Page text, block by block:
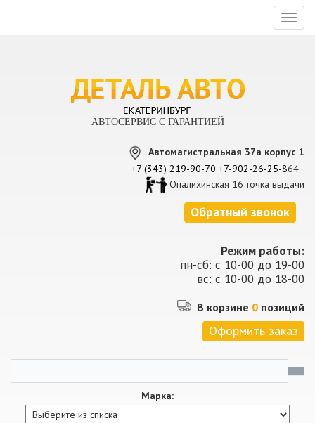
АВТОСЕРВИС С ГАРАНТИЕЙ
Автомагистральная 37а корпус 1
+7 (343) 219-90-70 +7-902-26-25-864
Опалихинская 16 точка выдачи
Обратный звонок
Режим работы:
пн-сб: с 10-00 до 19-00
вс: с 10-00 до 18-00
В корзине 0 позиций
Оформить заказ
Марка: